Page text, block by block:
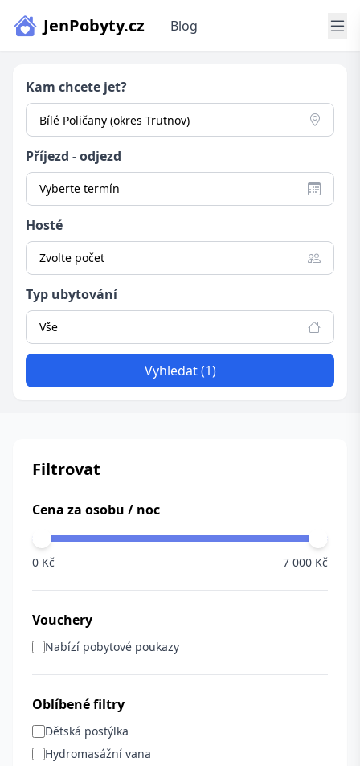
JenPobyty.cz Blog
Kam chcete jet?
Příjezd - odjezd
Vyberte termín
Hosté
Zvolte počet
Typ ubytování
Vše
Vyhledat (1)
Filtrovat
Cena za osobu / noc
0 Kč 7 000 Kč
Vouchery
Nabízí pobytové poukazy
Oblíbené filtry
Dětská postýlka
Hydromasážní vana